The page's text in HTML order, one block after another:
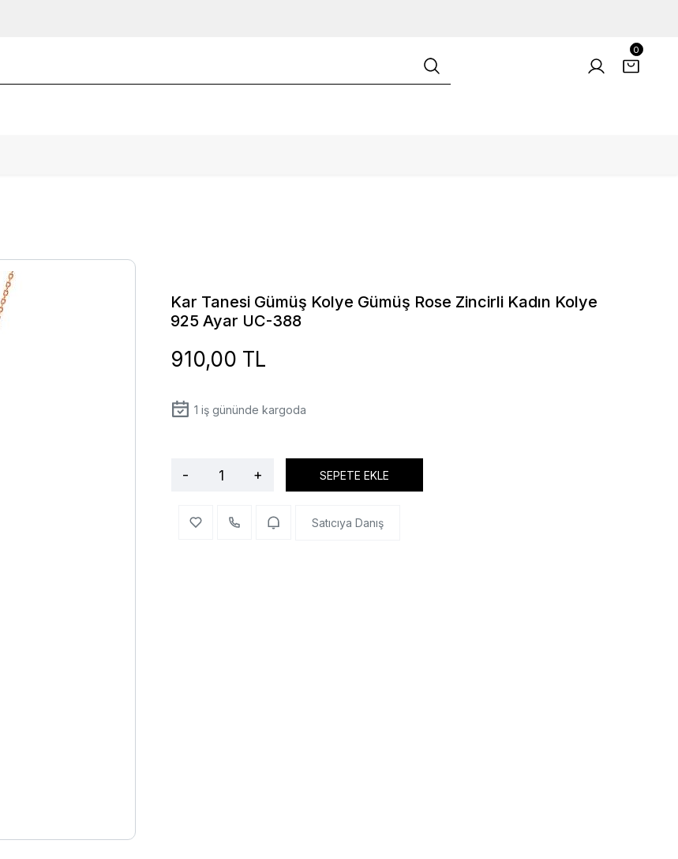
0
Kar Tanesi Gümüş Kolye Gümüş Rose Zincirli Kadın Kolye
925 Ayar UC-388
910,00 TL
1 iş gününde kargoda
- + SEPETE EKLE
Satıcıya Danış